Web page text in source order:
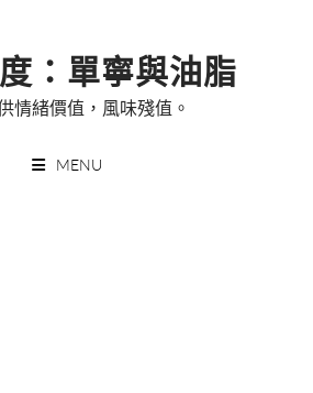
：單寧與油脂
情緒價值，風味殘值。
MENU